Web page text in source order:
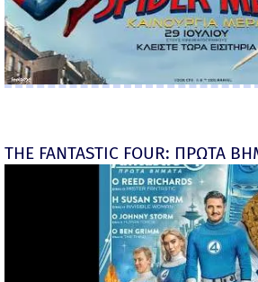
THE FANTASTIC FOUR: ΠΡΩΤΑ